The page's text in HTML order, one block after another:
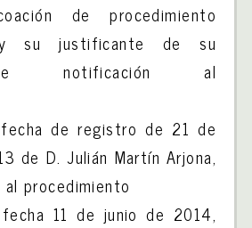
de procedimiento
y su justificante de su
notificación al
de registro de 21 de
de D. Julián Martín Arjona,
procedimiento
11 de junio de 2014,